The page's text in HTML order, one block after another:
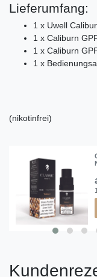
Lieferumfang:
1 x Uwell
1 x Caliburn
1 x Caliburn
1 x
(nikotinfrei)